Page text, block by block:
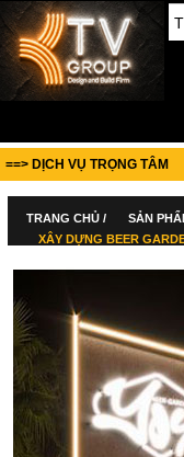
==> DỊCH VỤ TRỌNG TÂM
TRANG CHỦ / SẢN
XÂY DỰNG BEER